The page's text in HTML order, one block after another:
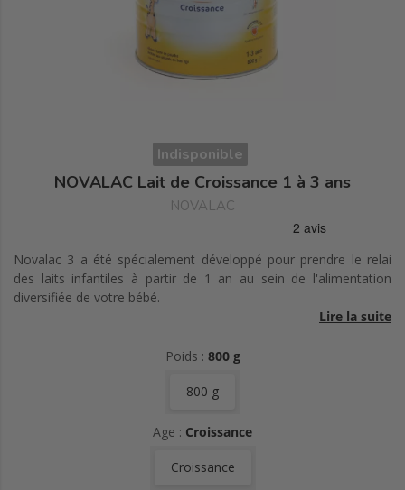
Indisponible
NOVALAC Lait de Croissance 1 à 3 ans
NOVALAC
Novalac 3 a été spécialement développé pour prendre le relai
des laits infantiles à partir de 1 an au sein de l'alimentation
diversifiée de votre bébé.
légèrement vanillé, pour une meilleure acceptabilité.
Lire la suite
Poids : 800 g
800 g
Age : Croissance
Croissance